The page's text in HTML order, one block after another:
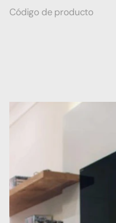
Código de producto